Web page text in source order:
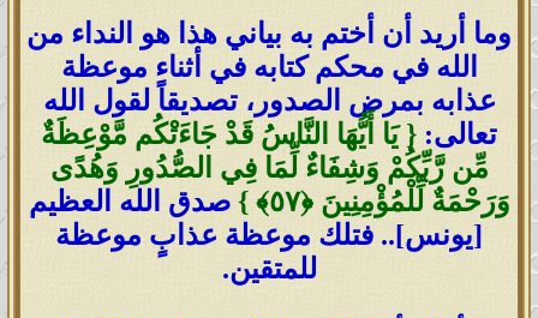
وما أريد أن أختم به بياني هذا هو النداء من
الله في محكم كتابه في أثناء موعظة
عذابه بمرض الصدور، تصديقاً لقول الله
تعالى: { يَا أَيُّهَا النَّاسُ قَدْ جَاءَتْكُم مَّوْعِظَةٌ
مِّن رَّبِّكُمْ وَشِفَاءٌ لِّمَا فِي الصُّدُورِ وَهُدًى
وَرَحْمَةٌ لِّلْمُؤْمِنِينَ﴿٥٧﴾ } صدق الله العظيم
[يونس].. فتلك موعظة عذابٍ موعظة
للمتقين.